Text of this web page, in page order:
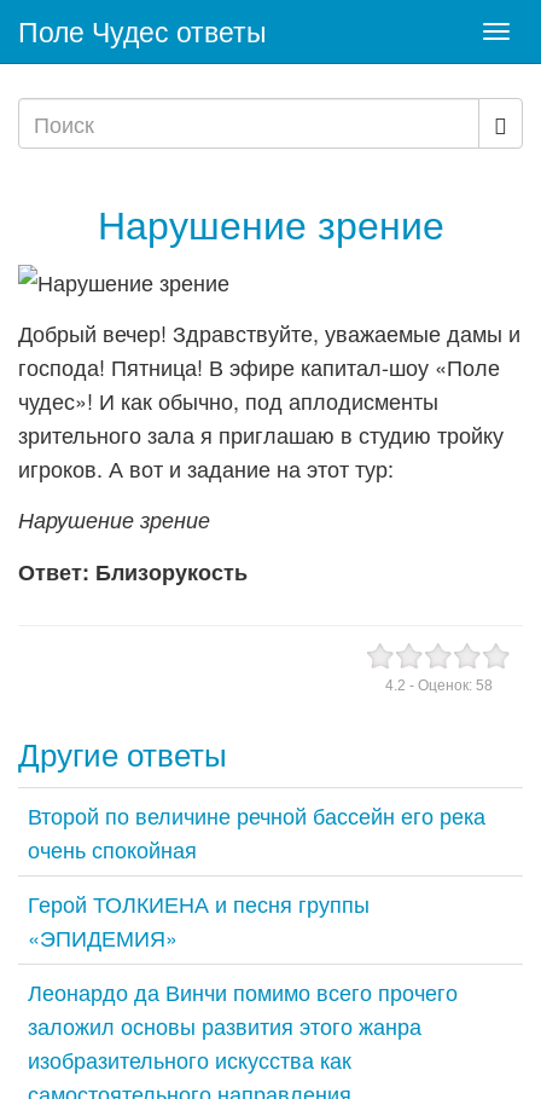
Поле Чудес ответы
Нарушение зрение
Добрый вечер! Здравствуйте, уважаемые дамы и
господа! Пятница! В эфире капитал-шоу «Поле
чудес»! И как обычно, под аплодисменты
зрительного зала я приглашаю в студию тройку
игроков. А вот и задание на этот тур:
Нарушение зрение
Ответ: Близорукость
4.2 - Оценок: 58
Другие ответы
Второй по величине речной бассейн его река
очень спокойная
Герой ТОЛКИЕНА и песня группы
«ЭПИДЕМИЯ»
Леонардо да Винчи помимо всего прочего
заложил основы развития этого жанра
изобразительного искусства как